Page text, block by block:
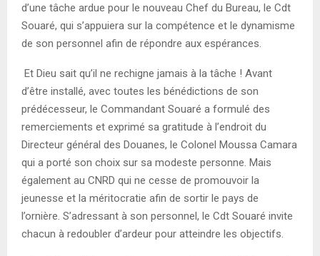
d’une tâche ardue pour le nouveau Chef du Bureau, le Cdt
Souaré, qui s’appuiera sur la compétence et le dynamisme
de son personnel afin de répondre aux espérances.
Et Dieu sait qu’il ne rechigne jamais à la tâche ! Avant
d’être installé, avec toutes les bénédictions de son
prédécesseur, le Commandant Souaré a formulé des
remerciements et exprimé sa gratitude à l’endroit du
Directeur général des Douanes, le Colonel Moussa Camara
qui a porté son choix sur sa modeste personne. Mais
également au CNRD qui ne cesse de promouvoir la
jeunesse et la méritocratie afin de sortir le pays de
l’ornière. S’adressant à son personnel, le Cdt Souaré invite
chacun à redoubler d’ardeur pour atteindre les objectifs.